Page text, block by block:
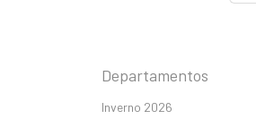
Departamentos
Inverno 2026